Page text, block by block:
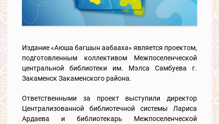
Издание «Аюша багшын аабааха» является проектом,
подготовленным коллективом Межпоселенческой
центральной библиотеки им. Мэлса Самбуева г.
Закаменск Закаменского района.
Ответственными за проект выступили директор
Централизованной библиотечной системы Лариса
Ардаева и библиотекарь Межпоселенческой